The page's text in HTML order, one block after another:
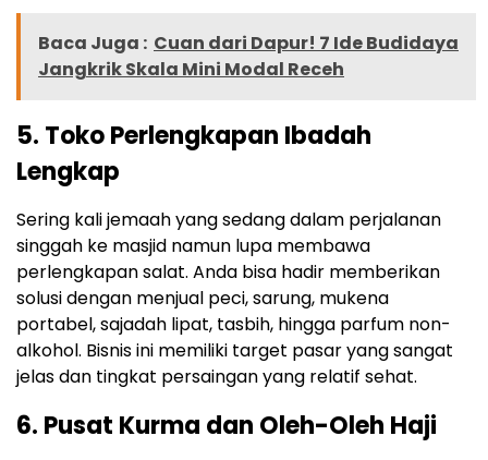
Baca Juga : Cuan dari Dapur! 7 Ide Budidaya
Jangkrik Skala Mini Modal Receh
5. Toko Perlengkapan Ibadah
Lengkap
Sering kali jemaah yang sedang dalam perjalanan
singgah ke masjid namun lupa membawa
perlengkapan salat. Anda bisa hadir memberikan
solusi dengan menjual peci, sarung, mukena
portabel, sajadah lipat, tasbih, hingga parfum non-
alkohol. Bisnis ini memiliki target pasar yang sangat
jelas dan tingkat persaingan yang relatif sehat.
6. Pusat Kurma dan Oleh-Oleh Haji